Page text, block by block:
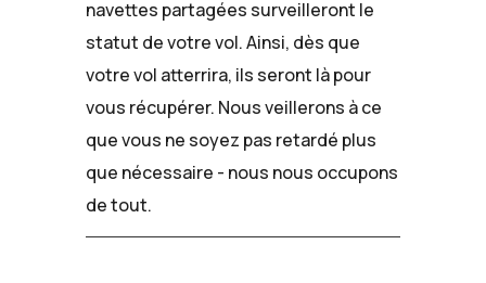
navettes partagées surveilleront le
statut de votre vol. Ainsi, dès que
votre vol atterrira, ils seront là pour
vous récupérer. Nous veillerons à ce
que vous ne soyez pas retardé plus
que nécessaire - nous nous occupons
de tout.